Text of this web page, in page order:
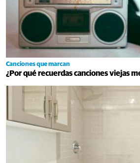
Canciones que marcan
¿Por qué recuerdas canciones viejas